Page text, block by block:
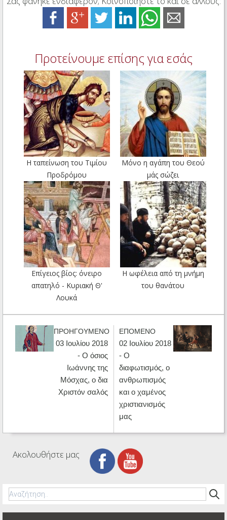
Προτείνουμε επίσης για εσάς
Η ταπείνωση του Τιμίου
Προδρόμου
Μόνο η αγάπη του Θεού
μάς σώζει
Επίγειος βίος: όνειρο
απατηλό - Κυριακή Θ'
Λουκά
Η ωφέλεια από τη μνήμη
του θανάτου
ΠΡΟΗΓΟΥΜΕΝΟ
03 Ιουλίου 2018
- Ο όσιος
Ιωάννης της
Μόσχας, ο δια
Χριστόν σαλός
ΕΠΟΜΕΝΟ
02 Ιουλίου 2018
- Ο
διαφωτισμός, ο
ανθρωπισμός
και ο χαμένος
χριστιανισμός
μας
Ακολουθήστε μας